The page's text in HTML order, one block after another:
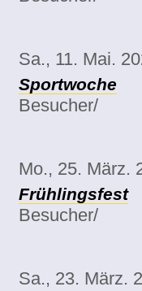
Sa., 11. Mai.
Sportwoche
Besucher/
Mo., 25. März.
Frühlingsfest
Besucher/
Sa., 23. März.